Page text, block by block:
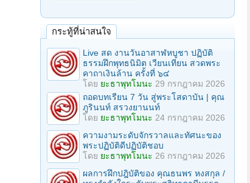
กระทู้ที่น่าสนใจ
Live สด งานวันอาสาฬหบูชา ปฏิบัติ
ธรรมฝึกพุทธนิมิต เวียนเทียน สวดพระ
คาถาเงินล้าน ครั้งที่ ๖๔
โดย ยะธาพุทโมนะ 29 กรกฎาคม 2026
ถอดบทเรียน 7 วัน สู่พระโสดาบัน | คุณ
ภูรินนท์ สรวงยานนท์
โดย ยะธาพุทโมนะ 24 กรกฎาคม 2026
ความงามระดับจักรวาลและทัศนะของ
พระปฏิบัติดีปฏิบัติชอบ
โดย ยะธาพุทโมนะ 26 กรกฎาคม 2026
ผลการฝึกปฎิบัติของ คุณธนพร หงสกุล /